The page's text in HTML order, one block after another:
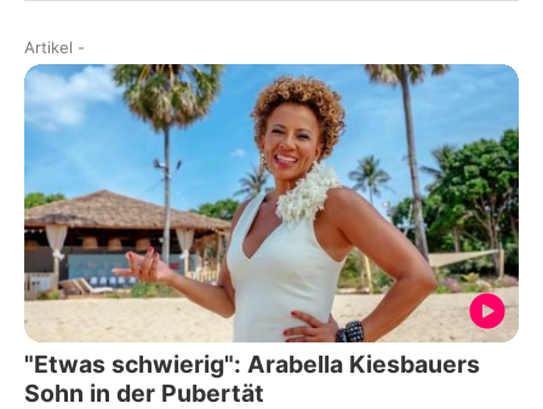
Artikel -
"Etwas schwierig": Arabella Kiesbauers
Sohn in der Pubertät